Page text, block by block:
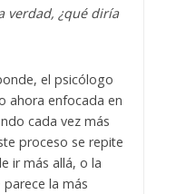
verdad, ¿qué diría
el psicólogo
ahora enfocada en
cada vez más
proceso se repite
ir más allá, o la
la más